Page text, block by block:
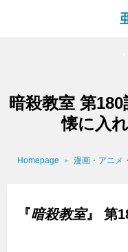
暗殺教室 第
懐に入
Homepage 漫画・アニメ
『暗殺教室』 第